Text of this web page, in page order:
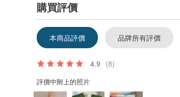
購買評價
本商品評價 品牌所有評價
4.9 (8)
評價中附上的照片